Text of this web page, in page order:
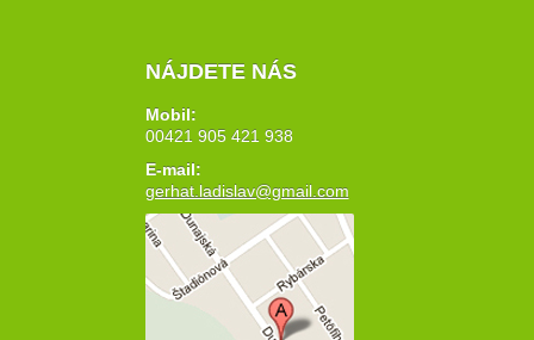
NÁJDETE NÁS
Mobil:
00421 905 421 938
E-mail:
gerhat.ladislav@gmail.com